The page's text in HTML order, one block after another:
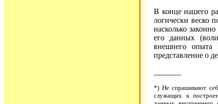
В конце нашего
логически веско
насколько
его данных
внешнего опыта
представление о
*) Не спрашивают
служащих к